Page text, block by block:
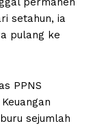
setahun, ia
pulang ke
PPNS
sejumlah